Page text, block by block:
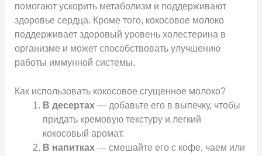
помогают ускорить метаболизм и поддерживают
здоровье сердца. Кроме того, кокосовое молоко
поддерживает здоровый уровень холестерина в
организме и может способствовать улучшению
работы иммунной системы.
Как использовать кокосовое сгущенное молоко?
В десертах— добавьте его в выпечку, чтобы
придать кремовую текстуру и легкий
кокосовый аромат.
В напитках— смешайте его с кофе, чаем или